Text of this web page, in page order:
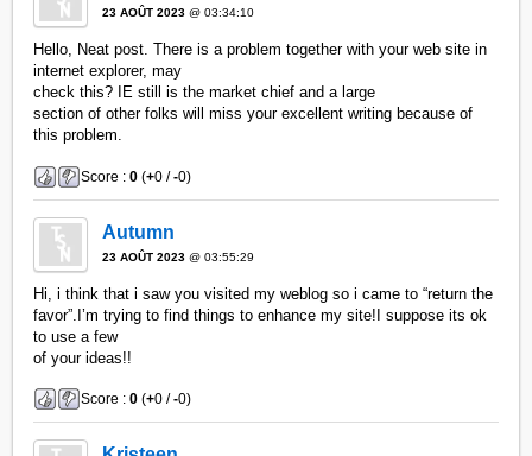
23 AOÛT 2023 @ 03:34:10
Hello, Neat post. There is a problem together with your web site in
internet explorer, may
check this? IE still is the market chief and a large
section of other folks will miss your excellent writing because of
this problem.
Score :0 (+0 /-0)
Autumn
23 AOÛT 2023 @ 03:55:29
Hi, i think that i saw you visited my weblog so i came to “return the
favor”.I’m trying to find things to enhance my site!I suppose its ok
to use a few
of your ideas!!
Score :0 (+0 /-0)